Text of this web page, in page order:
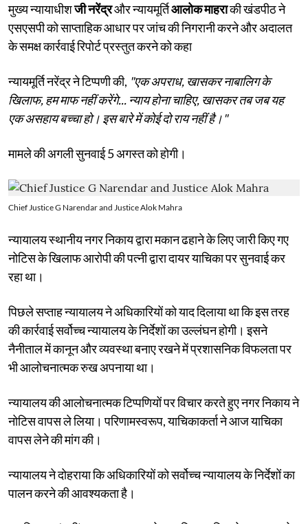
मुख्य न्यायाधीशजी नरेंद्रऔर न्यायमूर्तिआलोक माहराकी खंडपीठ ने
एसएसपी को साप्ताहिक आधार पर जांच की निगरानी करने और अदालत
के समक्ष कार्रवाई रिपोर्ट प्रस्तुत करने को कहा
न्यायमूर्ति नरेंद्र ने टिप्पणी की, "एक अपराध, खासकर नाबालिग के
खिलाफ, हम माफ नहीं करेंगे... न्याय होना चाहिए, खासकर तब जब यह
एक असहाय बच्चा हो। इस बारे में कोई दो राय नहीं है।"
मामले की अगली सुनवाई 5 अगस्त को होगी।
Chief Justice G Narendar and Justice Alok Mahra
न्यायालय स्थानीय नगर निकाय द्वारा मकान ढहाने के लिए जारी किए गए
नोटिस के खिलाफ आरोपी की पत्नी द्वारा दायर याचिका पर सुनवाई कर
रहा था।
पिछले सप्ताह न्यायालय ने अधिकारियों को याद दिलाया था कि इस तरह
की कार्रवाई सर्वोच्च न्यायालय के निर्देशों का उल्लंघन होगी। इसने
नैनीताल में कानून और व्यवस्था बनाए रखने में प्रशासनिक विफलता पर
भी आलोचनात्मक रुख अपनाया था।
न्यायालय की आलोचनात्मक टिप्पणियों पर विचार करते हुए नगर निकाय ने
नोटिस वापस ले लिया। परिणामस्वरूप, याचिकाकर्ता ने आज याचिका
वापस लेने की मांग की।
न्यायालय ने दोहराया कि अधिकारियों को सर्वोच्च न्यायालय के निर्देशों का
पालन करने की आवश्यकता है।